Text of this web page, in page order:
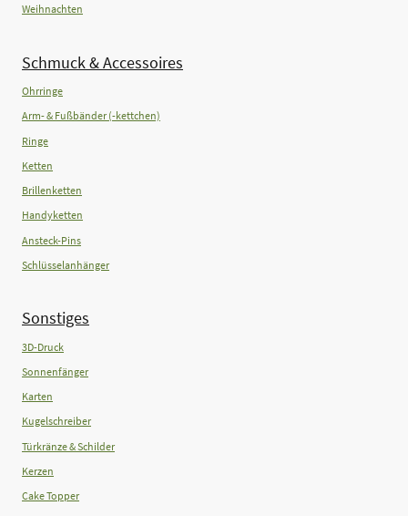
Weihnachten
Schmuck & Accessoires
Ohrringe
Arm- & Fußbänder (-kettchen)
Ringe
Ketten
Brillenketten
Handyketten
Ansteck-Pins
Schlüsselanhänger
Sonstiges
3D-Druck
Sonnenfänger
Karten
Kugelschreiber
Türkränze & Schilder
Kerzen
Cake Topper